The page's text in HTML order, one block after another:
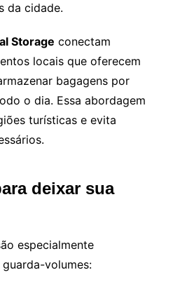
da cidade.
Storage conectam
locais que oferecem
bagagens por
o dia. Essa abordagem
turísticas e evita
deixar sua
especialmente
volumes: